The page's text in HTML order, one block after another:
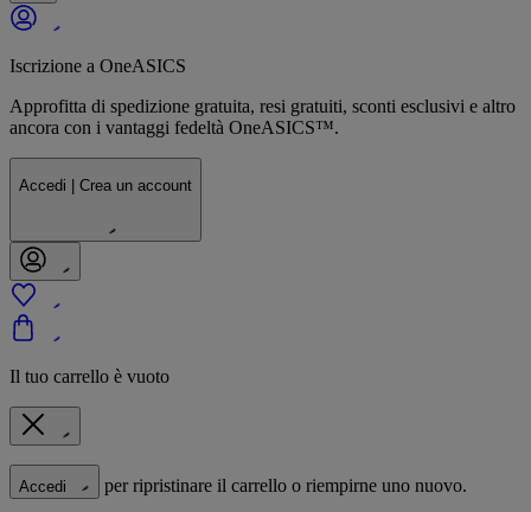
Iscrizione a OneASICS
Approfitta di spedizione gratuita, resi gratuiti, sconti esclusivi e altro
ancora con i vantaggi fedeltà OneASICS™.
Accedi | Crea un account
Il tuo carrello è vuoto
Accedi per ripristinare il carrello o riempirne uno nuovo.